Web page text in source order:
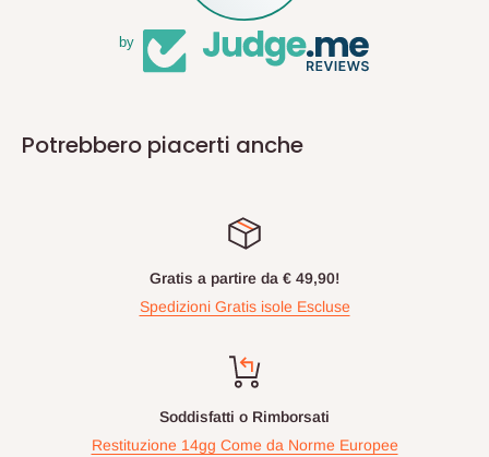
by
Potrebbero piacerti anche
Gratis a partire da € 49,90!
Spedizioni Gratis isole Escluse
Soddisfatti o Rimborsati
Restituzione 14gg Come da Norme Europee